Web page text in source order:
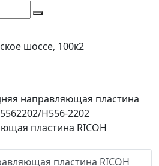
шоссе, 100к2
направляющая пластина
H556-2202